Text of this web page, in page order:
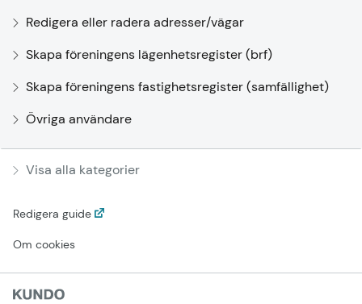
Redigera eller radera adresser/vägar
Skapa föreningens lägenhetsregister (brf)
Skapa föreningens fastighetsregister (samfällighet)
Övriga användare
Visa alla kategorier
Redigera guide
Om cookies